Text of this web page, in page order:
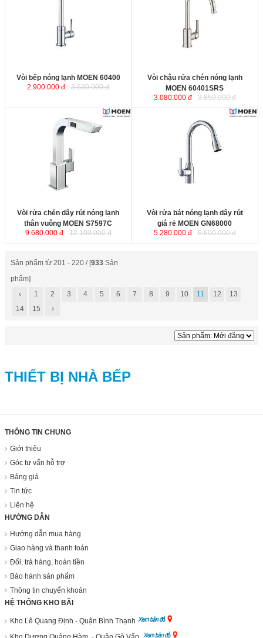
chứa chì để làm thân vòi, đảm bảo
sức khỏe cho người dùng.
Chiều cao miệng vòi
Vòi bếp nóng lạnh MOEN 60400
2.900.000 đ
3.630.000 đ
theo công nghệ của Mỹ, sử dụng
nguyên liệu bằng đồng nguyên
chất không chứa chì để làm thân
vòi, đảm bảo sức khỏe cho người
Vòi chậu rửa chén nóng lạnh
MOEN 60401SRS
3.080.000 đ
3.850.000 đ
Vòi rửa chén dây rút nóng lạnh
thân vuông MOEN S7597C được
sử dụng nguyên liệu bằng đồng
nguyên chất không chứa chì để làm
thân vòi, đảm bảo sức khỏe cho
người dùng.
Chiều cao miệng vòi
Vòi rửa chén dây rút nóng lạnh
thân vuông MOEN S7597C
9.680.000 đ
12.100.000 đ
Vòi rửa bát nóng lạnh dây rút giá
rẻ MOEN GN68000
được sản xuất
theo công nghệ của Mỹ, sử dụng
nguyên liệu bằng đồng nguyên
chất không chứa chì để làm thân
vòi, đảm bảo sức khỏe cho người
Vòi rửa bát nóng lạnh dây rút
giá rẻ MOEN GN68000
5.280.000 đ
6.600.000 đ
Sản phẩm từ 201 - 220 / [933 Sản
phẩm]
‹
1 2 3 4 5 6 7 8 9 10 11 12
13
14
15 ›
THIẾT BỊ NHÀ BẾP
THÔNG TIN CHUNG
Giới thiệu
Góc tư vấn hỗ trợ
Bảng giá
Tin tức
Liên hệ
HƯỚNG DẪN
Hướng dẫn mua hàng
Giao hàng và thanh toán
Đổi, trả hàng, hoàn tiền
Bảo hành sản phẩm
Thông tin chuyển khoản
HỆ THỐNG KHO BÃI
Kho Lê Quang Định - Quận Bình Thạnh